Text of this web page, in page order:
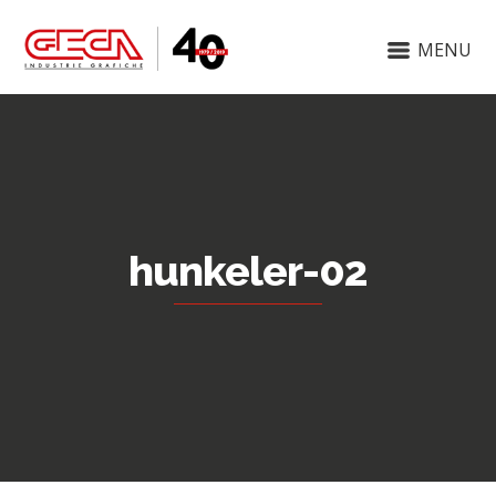
MENU
hunkeler-02